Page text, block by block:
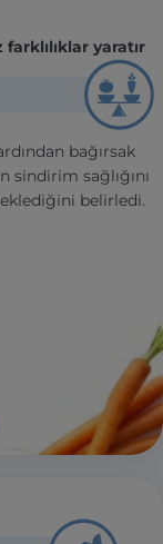
yaratır
bağırsak
sindirim sağlığını
belirledi.